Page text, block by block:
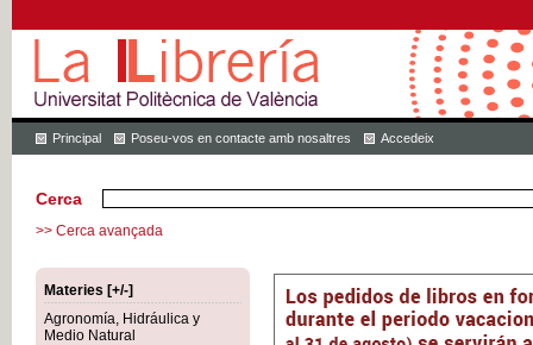
Principal Poseu-vos en contacte amb nosaltres Accedeix
Cerca
>> Cerca avançada
Materies [+/-]
Agronomía, Hidráulica y
Medio Natural